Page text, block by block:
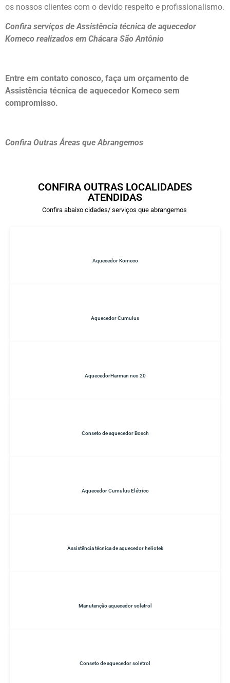
os nossos clientes com o devido respeito e profissionalismo.
Confira serviços de Assistência técnica de aquecedor
Komeco realizados em Chácara São Antônio
Entre em contato conosco, faça um orçamento de
Assistência técnica de aquecedor Komeco sem
compromisso.
Confira Outras Áreas que Abrangemos
CONFIRA OUTRAS LOCALIDADES
ATENDIDAS
Confira abaixo cidades/ serviços que abrangemos
Aquecedor Komeco
Aquecedor Cumulus
AquecedorHarman neo 20
Conseto de aquecedor Bosch
Aquecedor Cumulus Elétrico
Assistência técnica de aquecedor heliotek
Manutenção aquecedor soletrol
Conseto de aquecedor soletrol